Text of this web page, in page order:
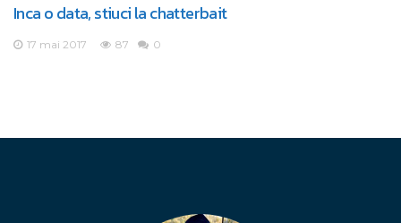
Inca o data, stiuci la chatterbait
17 mai 2017 87 0